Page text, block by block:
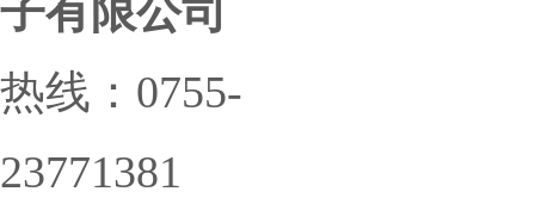
子有限公司
热线：0755-
23771381